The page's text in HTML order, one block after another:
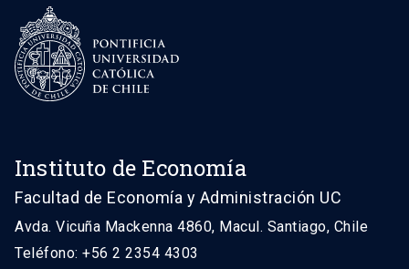
Instituto de Economía
Facultad de Economía y Administración UC
Avda. Vicuña Mackenna 4860, Macul. Santiago, Chile
Teléfono: +56 2 2354 4303